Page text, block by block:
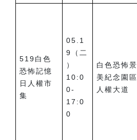
519白色
恐怖記憶
日人權市
集
05.1
9（二
）
10:0
0-
17:0
0
白色恐怖景
美紀念園區
人權大道